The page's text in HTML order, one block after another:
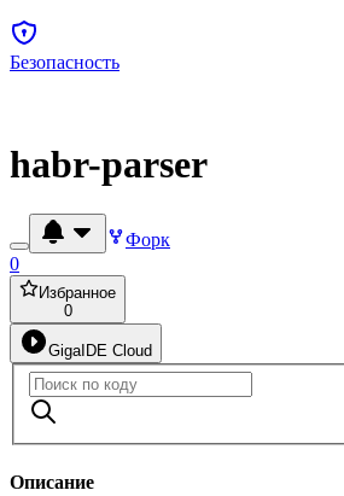
Безопасность
habr-parser
Форк
0
Избранное
0
GigaIDE Cloud
Описание